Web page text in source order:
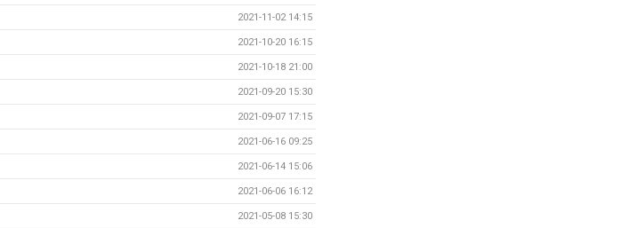
2021-11-02 14:15
2021-10-20 16:15
2021-10-18 21:00
2021-09-20 15:30
2021-09-07 17:15
2021-06-16 09:25
2021-06-14 15:06
2021-06-06 16:12
2021-05-08 15:30